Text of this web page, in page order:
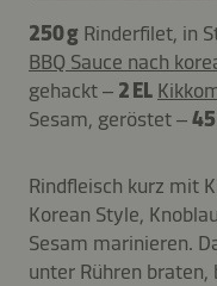
250 g Rinderfilet, in
BBQ Sauce nach
gehackt – 2 EL
Sesam, geröstet –
Rindfleisch kurz mit
Korean Style,
Sesam marinieren.
unter Rühren braten,